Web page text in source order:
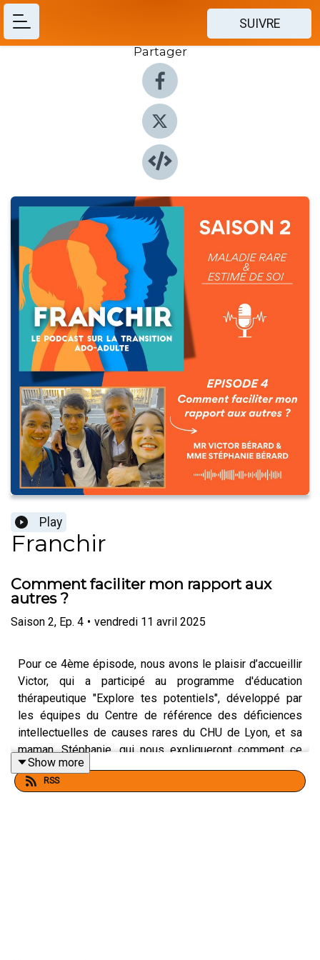
SUIVRE
Partager
Play
Franchir
Comment faciliter mon rapport aux
autres ?
Saison 2, Ep. 4 • vendredi 11 avril 2025
Pour ce 4ème épisode, nous avons le plaisir d’accueillir
Victor, qui a participé au programme d'éducation
thérapeutique "Explore tes potentiels", développé par
les équipes du Centre de référence des déficiences
intellectuelles de causes rares du CHU de Lyon, et sa
maman, Stéphanie, qui nous expliqueront comment ce
programme a facilité le rapport aux autres de Victor.
Show more
RSS